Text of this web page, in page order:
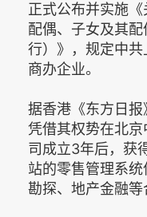
正式公布并实施
配偶、子女及其
行）》，规定中
商办企业。
据香港《东方日报
凭借其权势在北
司成立3年后，获
站的零售管理系
勘探、地产金融等